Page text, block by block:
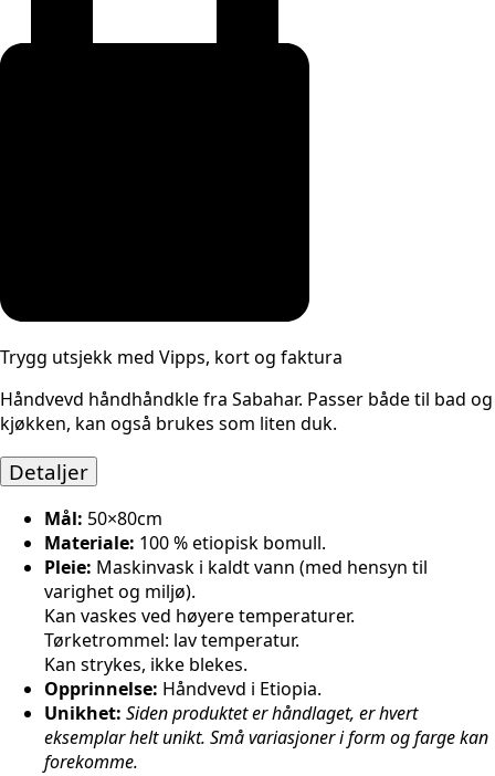
Trygg utsjekk med Vipps, kort og faktura
Håndvevd håndhåndkle fra Sabahar. Passer både til bad og
kjøkken, kan også brukes som liten duk.
Detaljer
Mål: 50×80cm
Materiale: 100 % etiopisk bomull.
Pleie: Maskinvask i kaldt vann (med hensyn til
varighet og miljø).
Kan vaskes ved høyere temperaturer.
Tørketrommel: lav temperatur.
Kan strykes, ikke blekes.
Opprinnelse: Håndvevd i Etiopia.
Unikhet: Siden produktet er håndlaget, er hvert
eksemplar helt unikt. Små variasjoner i form og farge kan
forekomme.